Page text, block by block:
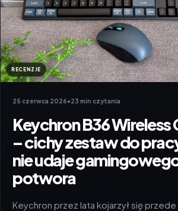
RECENZJE
25 czerwca 2026•23 min czytania
Keychron B36
– cichy zestaw do
nie udaje
potwora
Keychron przez lata kojarzył się